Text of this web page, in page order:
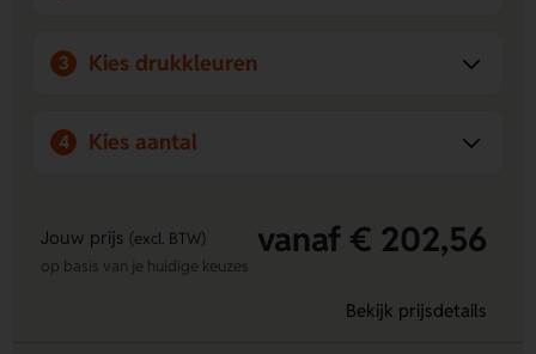
3 Kies drukkleuren
4 Kies aantal
Jouw prijs (excl. BTW) vanaf € 202,56
op basis van je huidige keuzes
Bekijk prijsdetails